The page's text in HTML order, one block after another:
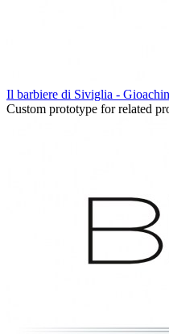
Il barbiere di Siviglia -
Custom prototype for related